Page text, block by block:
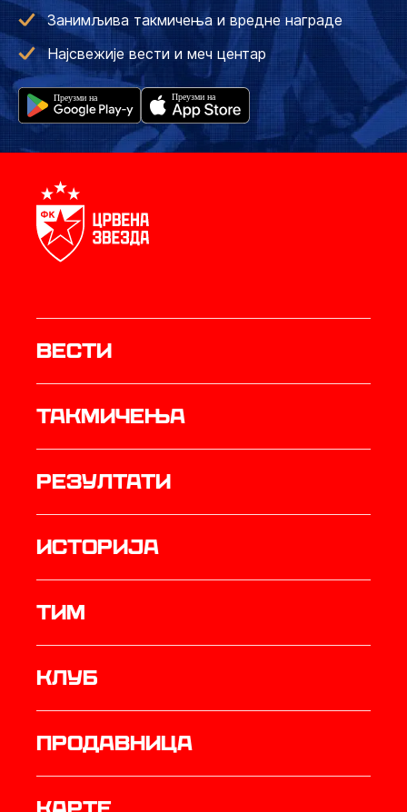
Занимљива такмичења и вредне награде
Најсвежије вести и меч центар
Вести
Такмичења
резултати
историја
ТИМ
Клуб
продавница